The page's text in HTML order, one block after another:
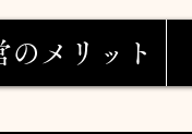
のメリット